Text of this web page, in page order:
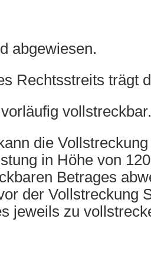
abgewiesen.
Rechtsstreits trägt
vollstreckbar.
die
in Höhe von
Betrages
der Vollstreckung
jeweils zu